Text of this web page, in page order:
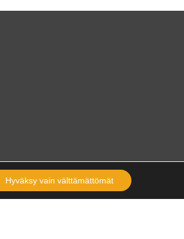
Hyväksy vain välttämättömät